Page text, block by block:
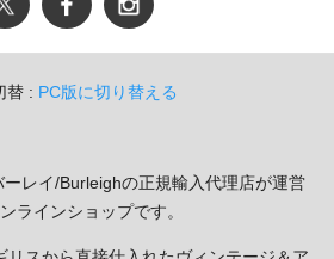
替 : PC版に切り替える
レイ/Burleighの正規輸入代理店が運営
ラインショップです。